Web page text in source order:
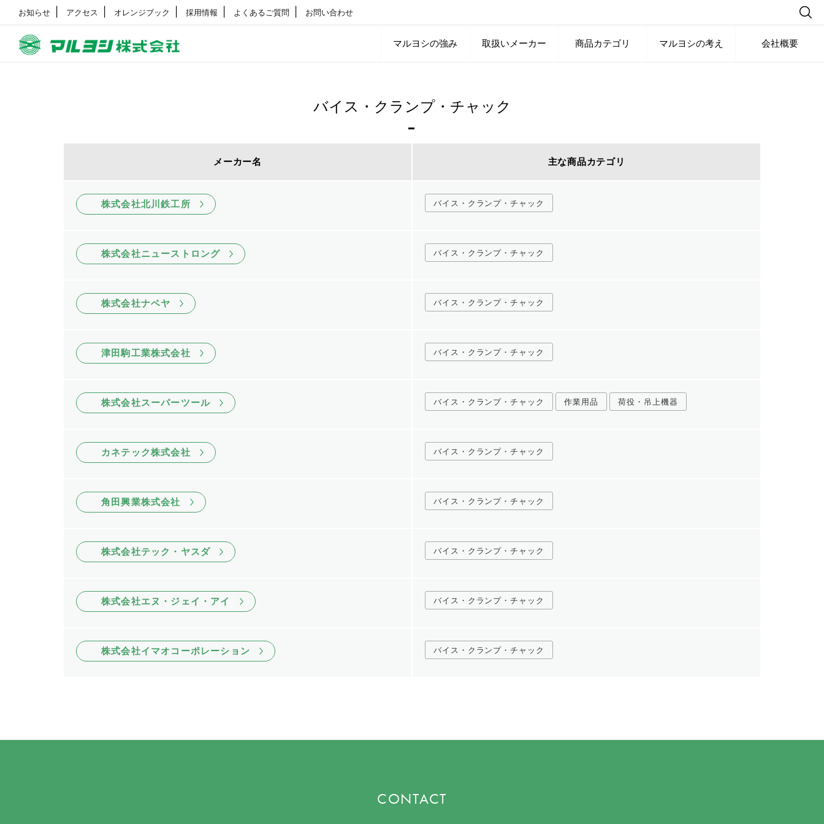
お知らせ アクセス オレンジブック 採用情報 よくあるご質問 お問い合わせ
マルヨシの強み 取扱いメーカー 商品カテゴリ マルヨシの考え 会社概要
バイス・クランプ・チャック
メーカー名 主な商品カテゴリ
株式会社北川鉄工所 バイス・クランプ・チャック
株式会社ニューストロング バイス・クランプ・チャック
株式会社ナベヤ バイス・クランプ・チャック
津田駒工業株式会社 バイス・クランプ・チャック
株式会社スーパーツール バイス・クランプ・チャック 作業用品 荷役・吊上機器
カネテック株式会社 バイス・クランプ・チャック
角田興業株式会社 バイス・クランプ・チャック
株式会社テック・ヤスダ バイス・クランプ・チャック
株式会社エヌ・ジェイ・アイ バイス・クランプ・チャック
株式会社イマオコーポレーション バイス・クランプ・チャック
CONTACT